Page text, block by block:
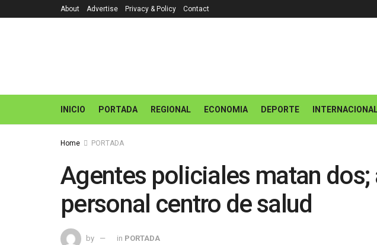
About Advertise Privacy & Policy Contact
INICIO PORTADA REGIONAL ECONOMIA DEPORTE
Home PORTADA
Agentes policiales matan dos;
personal centro de salud
by in PORTADA